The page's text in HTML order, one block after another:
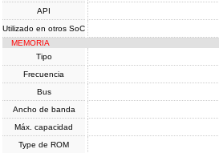
API
Utilizado en otros SoC
MEMORIA
Tipo
Frecuencia
Bus
Ancho de banda
Máx. capacidad
Type de ROM